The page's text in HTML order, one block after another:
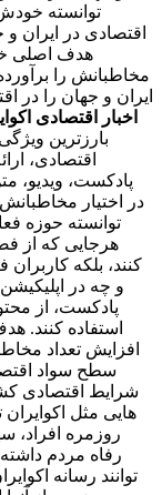
توانسته
اقتصادی در ایران و
هدف اصلی
مخاطبانش را
ایران و جهان را در
اخبار اقتصادی
بارزترین
اقتصادی،
پادکست، ویدیو،
در اختیار مخاطبانش
توانسته حوزه
هرجایی که از
کنند، بلکه
و چه در
پادکست، از
استفاده کنند.
افزایش تعداد
سطح سواد
شرایط اقتصادی
هایی مثل
روزمره
رفاه مردم
توانند رسانه